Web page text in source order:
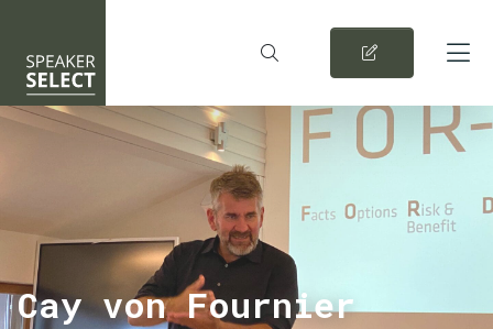
Cay von Fournier